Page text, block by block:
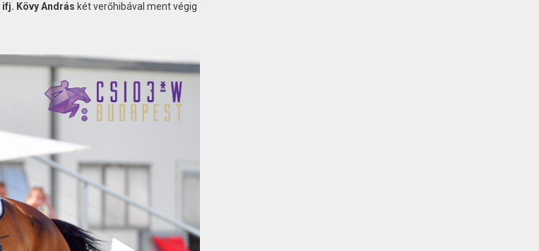
ifj. Kövy András két verőhibával ment végig